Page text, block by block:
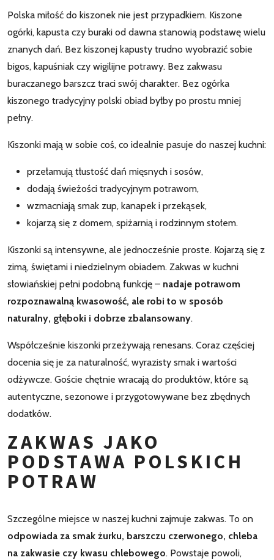
Polska miłość do kiszonek nie jest przypadkiem. Kiszone
ogórki, kapusta czy buraki od dawna stanowią podstawę wielu
znanych dań. Bez kiszonej kapusty trudno wyobrazić sobie
bigos, kapuśniak czy wigilijne potrawy. Bez zakwasu
buraczanego barszcz traci swój charakter. Bez ogórka
kiszonego tradycyjny polski obiad byłby po prostu mniej
pełny.
Kiszonki mają w sobie coś, co idealnie pasuje do naszej kuchni:
przełamują tłustość dań mięsnych i sosów,
dodają świeżości tradycyjnym potrawom,
wzmacniają smak zup, kanapek i przekąsek,
kojarzą się z domem, spiżarnią i rodzinnym stołem.
Kiszonki są intensywne, ale jednocześnie proste. Kojarzą się z
zimą, świętami i niedzielnym obiadem. Zakwas w kuchni
słowiańskiej pełni podobną funkcję – nadaje potrawom
rozpoznawalną kwasowość, ale robi to w sposób
naturalny, głęboki i dobrze zbalansowany.
Współcześnie kiszonki przeżywają renesans. Coraz częściej
docenia się je za naturalność, wyrazisty smak i wartości
odżywcze. Goście chętnie wracają do produktów, które są
autentyczne, sezonowe i przygotowywane bez zbędnych
dodatków.
ZAKWAS JAKO
PODSTAWA POLSKICH
POTRAW
Szczególne miejsce w naszej kuchni zajmuje zakwas. To on
odpowiada za smak żurku, barszczu czerwonego, chleba
na zakwasie czy kwasu chlebowego. Powstaje powoli,